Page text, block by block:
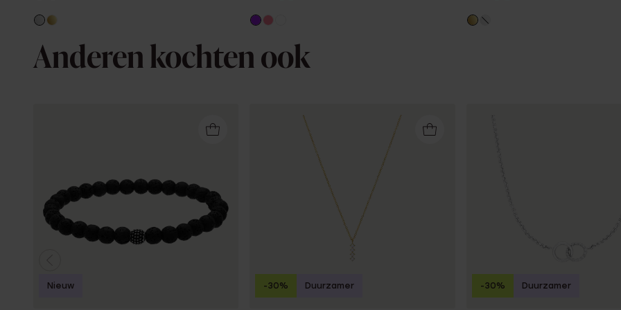
Anderen kochten ook
Nieuw -30% Duurzamer -30% Duurzamer